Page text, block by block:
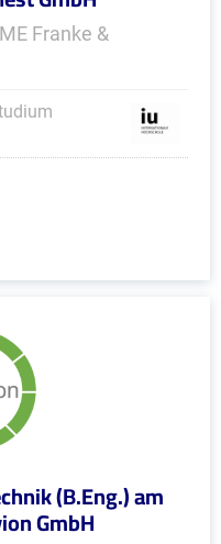
Franke &
(B.Eng.) am
GmbH